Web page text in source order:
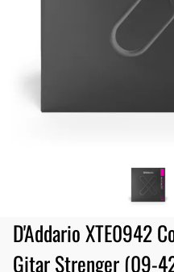
D'Addario XTE0942
Gitar Strenger (09-